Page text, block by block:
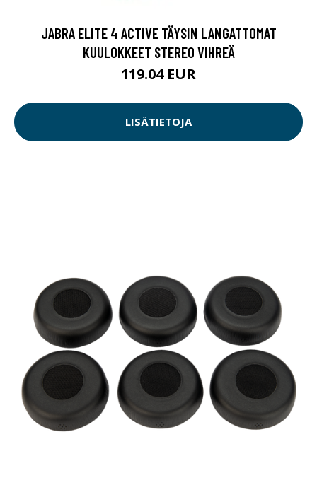
JABRA ELITE 4 ACTIVE TÄYSIN LANGATTOMAT
KUULOKKEET STEREO VIHREÄ
119.04 EUR
LISÄTIETOJA